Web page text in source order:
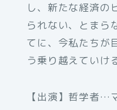
し、新たな経済の
られない、とまら
てに、今私たちが
う乗り越えていけ
【出演】哲学者…